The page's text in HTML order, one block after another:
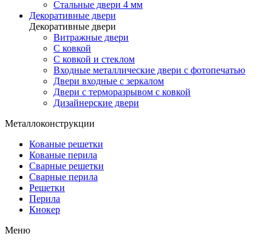
Стальные двери 4 мм
Декоративные двери
Декоративные двери
Витражные двери
С ковкой
С ковкой и стеклом
Входные металлические двери с фотопечатью
Двери входные с зеркалом
Двери с терморазрывом с ковкой
Дизайнерские двери
Металлоконструкции
Кованые решетки
Кованые перила
Сварные решетки
Сварные перила
Решетки
Перила
Кнокер
Меню